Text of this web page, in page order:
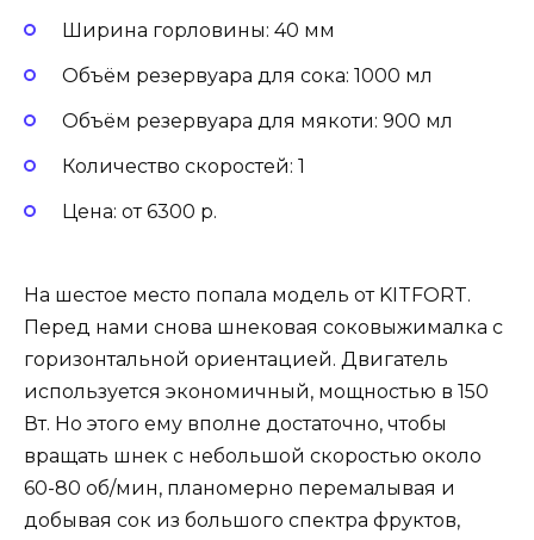
Ширина горловины: 40 мм
Объём резервуара для сока: 1000 мл
Объём резервуара для мякоти: 900 мл
Количество скоростей: 1
Цена: от 6300 р.
На шестое место попала модель от KITFORT.
Перед нами снова шнековая соковыжималка с
горизонтальной ориентацией. Двигатель
используется экономичный, мощностью в 150
Вт. Но этого ему вполне достаточно, чтобы
вращать шнек с небольшой скоростью около
60-80 об/мин, планомерно перемалывая и
добывая сок из большого спектра фруктов,